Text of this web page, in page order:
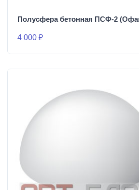
Полусфера бетонная ПСФ-2
4 000 ₽